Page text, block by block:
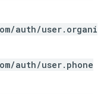
auth/user.organi
auth/user.phone